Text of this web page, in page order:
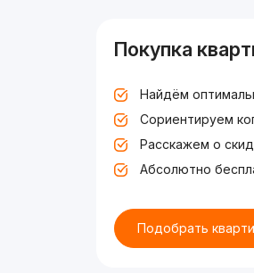
Покупка
Найдём
Сориентируем
Расскажем о
Абсолютно
Подобрать